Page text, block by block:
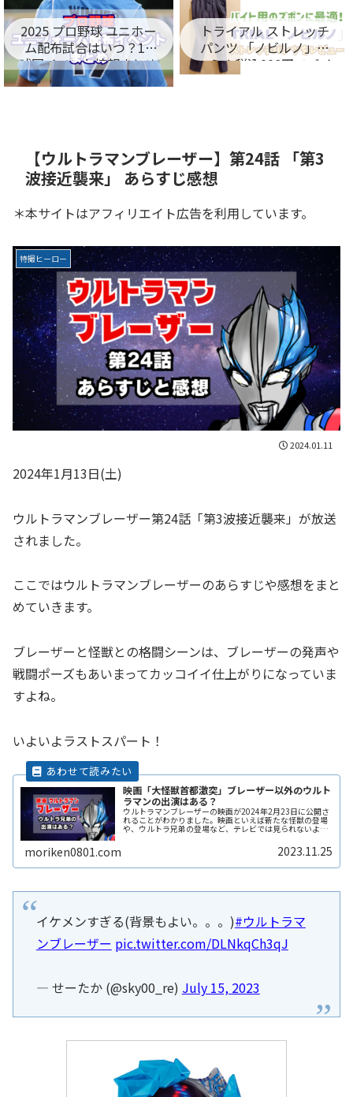
2025 プロ野球 ユニホー
ム配布試合はいつ？12
球団イベント情報まとめ
トライアル ストレッチ
パンツ 「ノビルノ」口
コミ！税込998円でバイ
ト用のズボンに最適！
【ウルトラマンブレーザー】第24話 「第3
波接近襲来」 あらすじ感想
＊本サイトはアフィリエイト広告を利用しています。
特撮ヒーロー
2024.01.11
2024年1月13日(土)
ウルトラマンブレーザー第24話「第3波接近襲来」が放送
されました。
ここではウルトラマンブレーザーのあらすじや感想をまと
めていきます。
ブレーザーと怪獣との格闘シーンは、ブレーザーの発声や
戦闘ポーズもあいまってカッコイイ仕上がりになっていま
すよね。
いよいよラストスパート！
映画「大怪獣首都激突」ブレーザー以外のウルト
ラマンの出演はある？
ウルトラマンブレーザーの映画が2024年2月23日に公開さ
れることがわかりました。映画といえば新たな怪獣の登場
や、ウルトラ兄弟の登場など、テレビでは見られないよう
moriken0801.com 2023.11.25
イケメンすぎる(背景もよい。。。)#ウルトラマ
ンブレーザー pic.twitter.com/DLNkqCh3qJ
— せーたか (@sky00_re) July 15, 2023